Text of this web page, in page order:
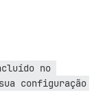
no
configuração